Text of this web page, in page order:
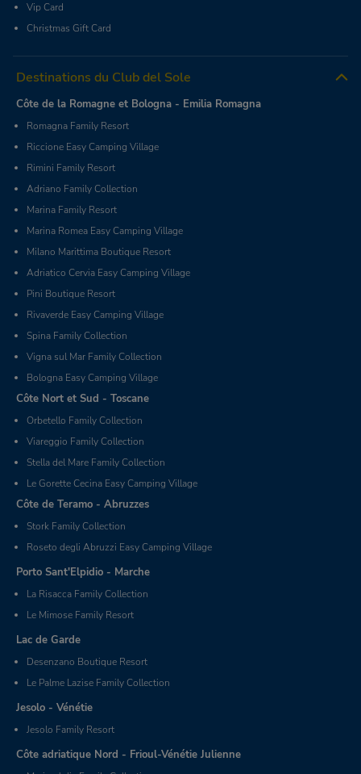
Vip Card
Christmas Gift Card
Destinations du Club del Sole
Côte de la Romagne et Bologna - Emilia Romagna
Romagna Family Resort
Riccione Easy Camping Village
Rimini Family Resort
Adriano Family Collection
Marina Family Resort
Marina Romea Easy Camping Village
Milano Marittima Boutique Resort
Adriatico Cervia Easy Camping Village
Pini Boutique Resort
Rivaverde Easy Camping Village
Spina Family Collection
Vigna sul Mar Family Collection
Bologna Easy Camping Village
Côte Nort et Sud - Toscane
Orbetello Family Collection
Viareggio Family Collection
Stella del Mare Family Collection
Le Gorette Cecina Easy Camping Village
Côte de Teramo - Abruzzes
Stork Family Collection
Roseto degli Abruzzi Easy Camping Village
Porto Sant'Elpidio - Marche
La Risacca Family Collection
Le Mimose Family Resort
Lac de Garde
Desenzano Boutique Resort
Le Palme Lazise Family Collection
Jesolo - Vénétie
Jesolo Family Resort
Côte adriatique Nord - Frioul-Vénétie Julienne